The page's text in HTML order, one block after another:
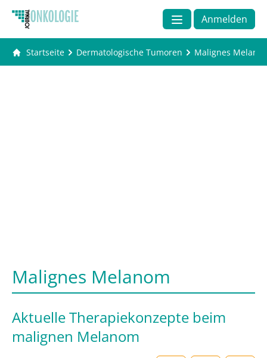
Anmelden
Startseite Dermatologische Tumoren Malignes
Malignes Melanom
Aktuelle Therapiekonzepte beim
malignen Melanom